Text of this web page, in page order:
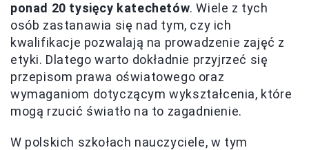
ponad 20 tysięcy katechetów. Wiele z tych
osób zastanawia się nad tym, czy ich
kwalifikacje pozwalają na prowadzenie zajęć z
etyki. Dlatego warto dokładnie przyjrzeć się
przepisom prawa oświatowego oraz
wymaganiom dotyczącym wykształcenia, które
mogą rzucić światło na to zagadnienie.
W polskich szkołach nauczyciele, w tym